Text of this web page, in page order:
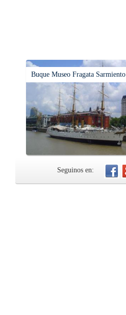
Buque Museo Fragata Sarmiento
Seguinos en: